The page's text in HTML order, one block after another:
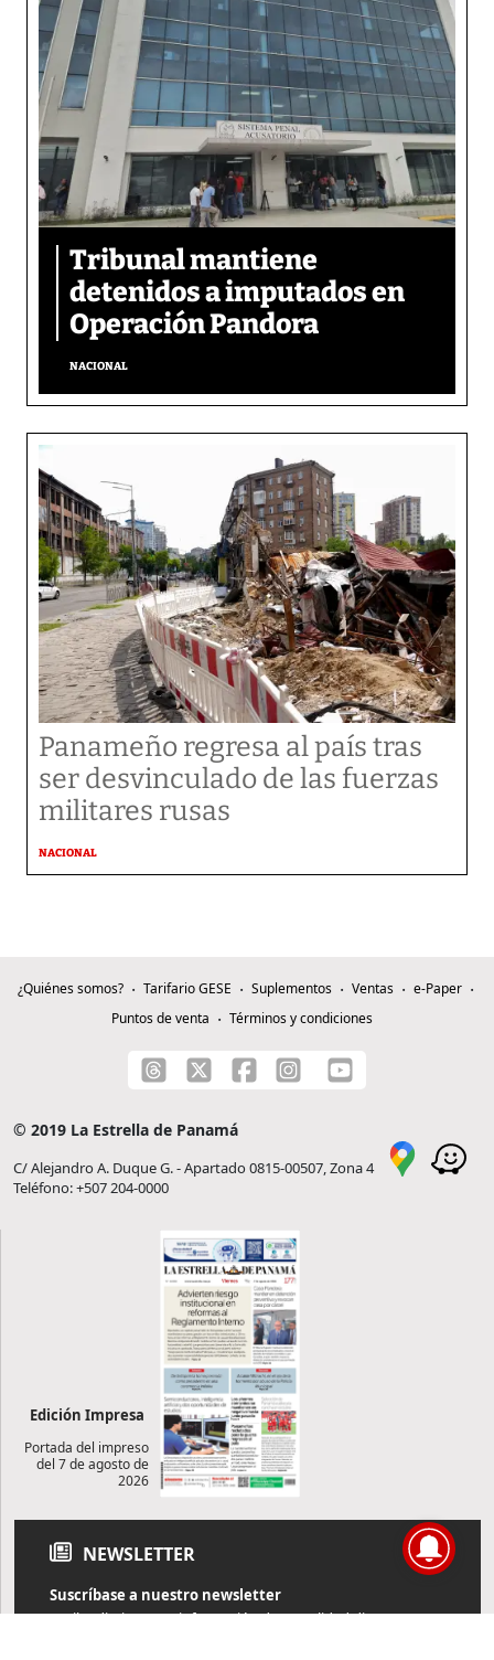
Tribunal mantiene
detenidos a imputados en
Operación Pandora
NACIONAL
Panameño regresa al país tras
ser desvinculado de las fuerzas
militares rusas
NACIONAL
¿Quiénes somos? Tarifario GESE Suplementos Ventas
e-Paper
Puntos de venta
Términos y condiciones
© 2019 La Estrella de Panamá
C/ Alejandro A. Duque G. - Apartado 0815-00507, Zona 4
Teléfono: +507 204-0000
Edición Impresa
Portada del impreso
del 7 de agosto de
2026
NEWSLETTER
Suscríbase a nuestro newsletter
Reciba diariamente información de actualidad directamente en